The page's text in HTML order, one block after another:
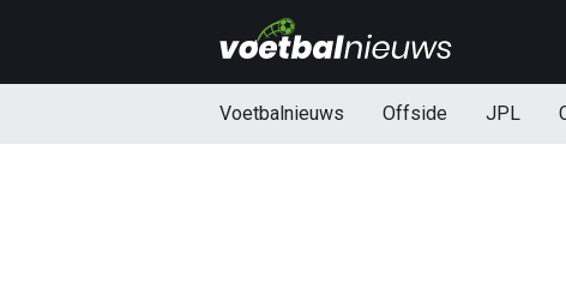
Voetbalnieuws Offside JPL